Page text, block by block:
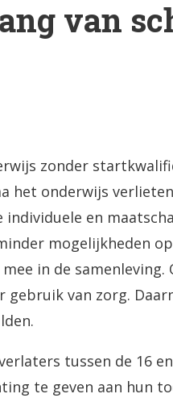
van
zonder
het onderwijs
en
mogelijkheden
in de samenleving.
gebruik van zorg.
tussen de 16
te geven aan hun